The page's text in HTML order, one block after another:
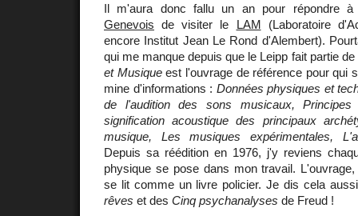
Il m'aura donc fallu un an pour répondre
Genevois de visiter le LAM (Laboratoire
encore Institut Jean Le Rond d'Alembert).
qui me manque depuis que le Leipp fait partie
et Musiqueest l'ouvrage de référence pour qui
mine d'informations : Données physiques et
de l'audition des sons musicaux, Principes
signification acoustique des principaux
musique, Les musiques expérimentales,
Depuis sa réédition en 1976, j'y reviens
physique se pose dans mon travail.
se lit comme un livre policier. Je dis cela
rêves et des Cinq psychanalyses de Freud !